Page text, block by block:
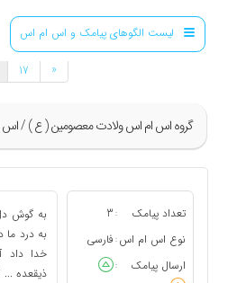
لیست الگوهای پیامک و اس ام اس
گروه اس ام اس ولادت معصومین ( ع ) / اس
17 «
تعداد پیامک :
3
نوع اس ام اس : فارسی
ارسال پیامک
:
به گوش دل
به درد ما
خدا داد
ذیقعده ...